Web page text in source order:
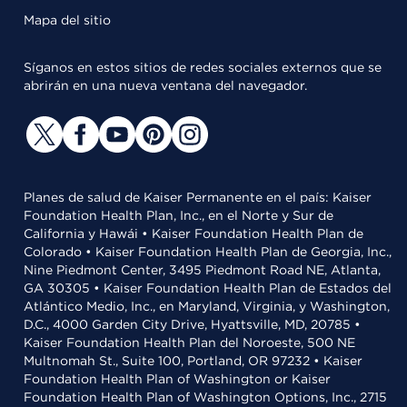
Mapa del sitio
Síganos en estos sitios de redes sociales externos que se
abrirán en una nueva ventana del navegador.
Planes de salud de Kaiser Permanente en el país: Kaiser
Foundation Health Plan, Inc., en el Norte y Sur de
California y Hawái • Kaiser Foundation Health Plan de
Colorado • Kaiser Foundation Health Plan de Georgia, Inc.,
Nine Piedmont Center, 3495 Piedmont Road NE, Atlanta,
GA 30305 • Kaiser Foundation Health Plan de Estados del
Atlántico Medio, Inc., en Maryland, Virginia, y Washington,
D.C., 4000 Garden City Drive, Hyattsville, MD, 20785 •
Kaiser Foundation Health Plan del Noroeste, 500 NE
Multnomah St., Suite 100, Portland, OR 97232 • Kaiser
Foundation Health Plan of Washington or Kaiser
Foundation Health Plan of Washington Options, Inc., 2715